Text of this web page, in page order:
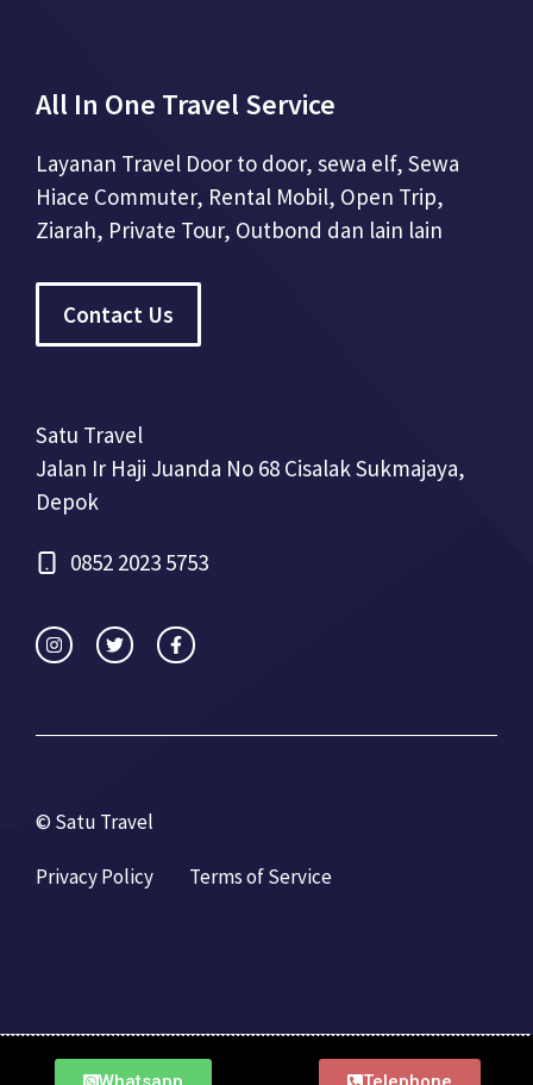
All In One Travel Service
Layanan Travel Door to door, sewa elf, Sewa
Hiace Commuter, Rental Mobil, Open Trip,
Ziarah, Private Tour, Outbond dan lain lain
Contact Us
Satu Travel
Jalan Ir Haji Juanda No 68 Cisalak Sukmajaya,
Depok
0852 2023 5753
© Satu Travel
Privacy Policy Terms of Service